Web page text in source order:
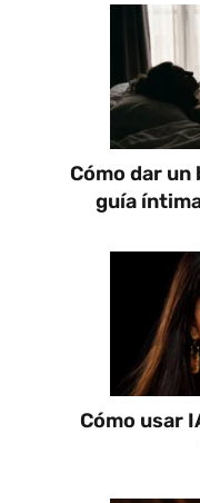
Cómo dar un
guía
Cómo usar